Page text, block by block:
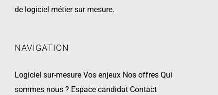
de logiciel métier sur mesure.
NAVIGATION
Logiciel sur-mesure Vos enjeux Nos offres Qui
sommes nous ? Espace candidat Contact